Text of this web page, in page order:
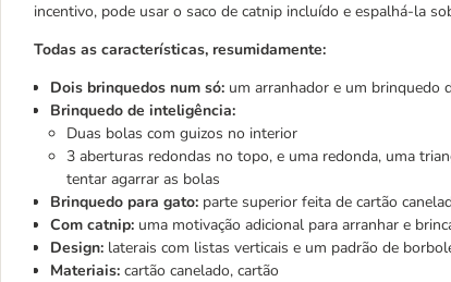
incentivo, pode usar o saco de catnip incluído e espalhá-la
Todas as características, resumidamente:
Dois brinquedos num só: um arranhador e um brinquedo
Brinquedo de inteligência:
Duas bolas com guizos no interior
3 aberturas redondas no topo, e uma redonda, uma
tentar agarrar as bolas
Brinquedo para gato: parte superior feita de cartão
Com catnip: uma motivação adicional para arranhar e
Design: laterais com listas verticais e um padrão de
Materiais: cartão canelado, cartão